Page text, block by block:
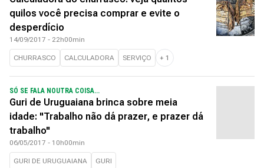
quilos você precisa comprar e evite o
desperdício
14/09/2017 - 22h00min
CHURRASCO CALCULADORA SERVIÇO + 1
SÓ SE FALA NOUTRA COISA...
Guri de Uruguaiana brinca sobre meia
idade: "Trabalho não dá prazer, e prazer dá
trabalho"
06/05/2017 - 10h00min
GURI DE URUGUAIANA GURI